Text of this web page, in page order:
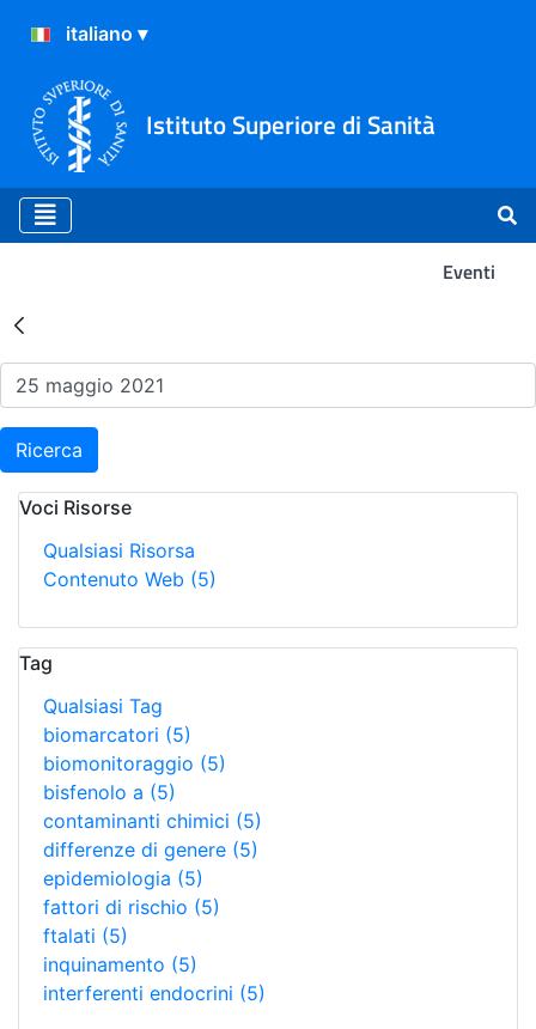
Istituto Superiore di Sanità
Eventi
Risultati della Ricerca -
Ricerca
Voci Risorse
Qualsiasi Risorsa
Contenuto Web (5)
Tag
Qualsiasi Tag
biomarcatori (5)
biomonitoraggio (5)
bisfenolo a (5)
contaminanti chimici (5)
differenze di genere (5)
epidemiologia (5)
fattori di rischio (5)
ftalati (5)
inquinamento (5)
interferenti endocrini (5)